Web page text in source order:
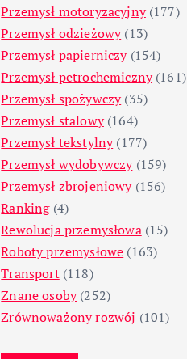
Przemysł motoryzacyjny(177)
Przemysł odzieżowy(13)
Przemysł papierniczy(154)
Przemysł petrochemiczny(161)
Przemysł spożywczy(35)
Przemysł stalowy(164)
Przemysł tekstylny(177)
Przemysł wydobywczy(159)
Przemysł zbrojeniowy(156)
Ranking(4)
Rewolucja przemysłowa(15)
Roboty przemysłowe (163)
Transport(118)
Znane osoby(252)
Zrównoważony rozwój (101)